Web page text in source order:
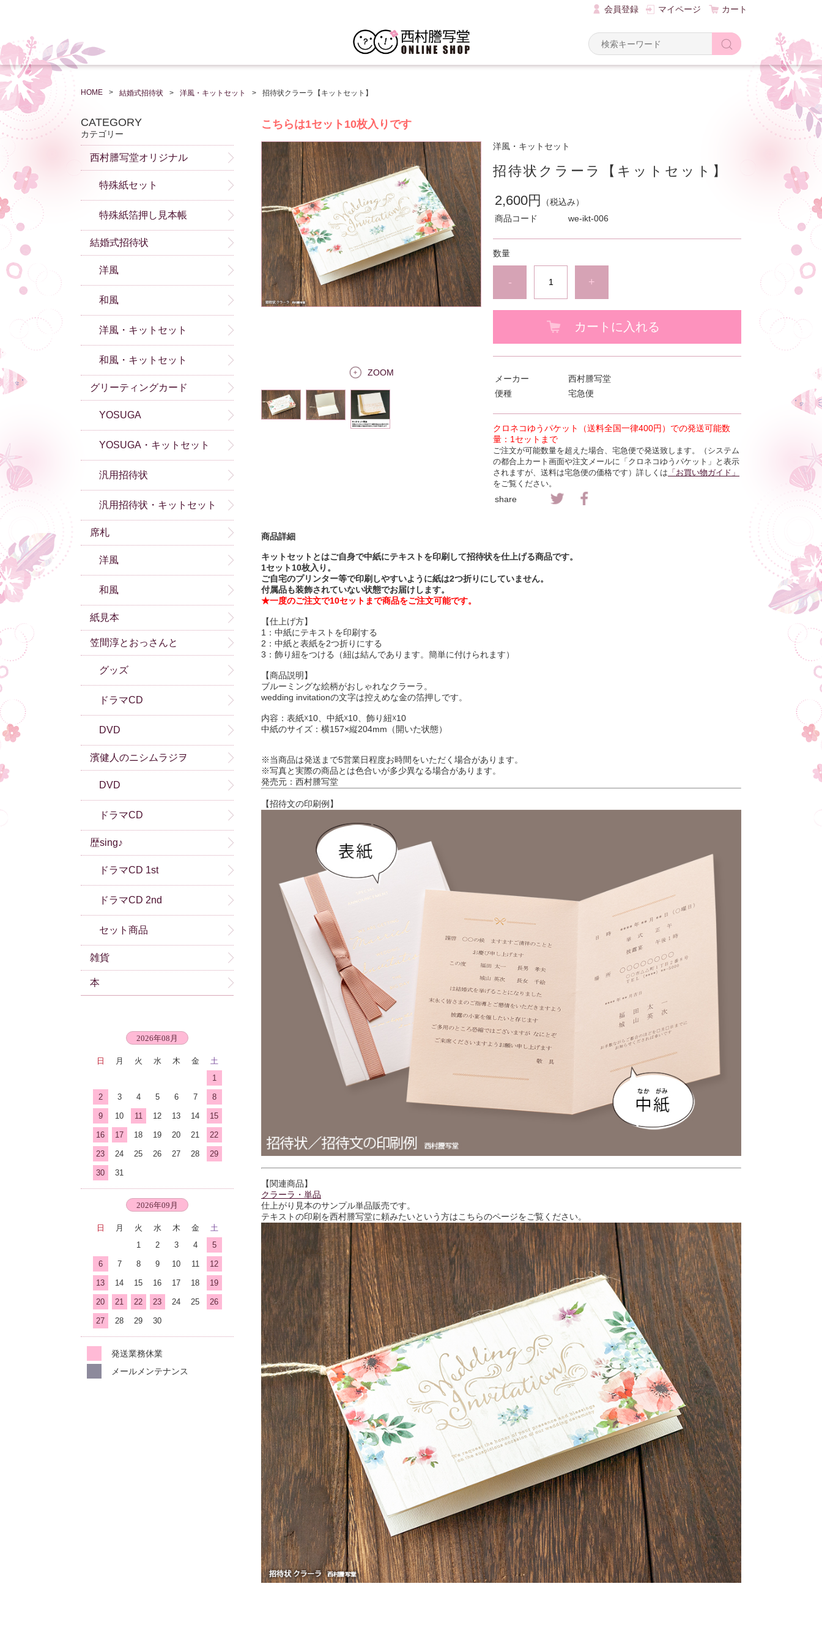
会員登録 マイページ カート
HOME 結婚式招待状 洋風・キットセット 招待状クラーラ【キットセット】
こちらは1セット10枚入りです
ZOOM
洋風・キットセット
招待状クラーラ【キットセット】
2,600円
（税込み）
商品コード
we-ikt-006
数量
- +
カートに入れる
メーカー
西村謄写堂
便種
宅急便
クロネコゆうパケット（送料全国一律400円） での発送可能数
量：1セットまで
ご注文が可能数量を超えた場合、宅急便で発送致します。（ システム
の都合上カート画面や注文メールに「クロネコゆうパケット」と表示
されますが、送料は宅急便の価格です） 詳しくは 「お買い物ガイド」
をご覧ください。
share
商品詳細
キットセットとはご自身で中紙にテキストを印刷して招待状を仕上げる商品です。
1セット10枚入り。
ご自宅のプリンター等で印刷しやすいように紙は2つ折りにしていません。
付属品も装飾されていない状態でお届けします。
★一度のご注文で10セットまで商品をご注文可能です。
【仕上げ方】
1：中紙にテキストを印刷する
2：中紙と表紙を2つ折りにする
3：飾り紐をつける（紐は結んであります。簡単に付けられます）
【商品説明】
ブルーミングな絵柄がおしゃれなクラーラ。
wedding invitationの文字は控えめな金の箔押しです。
内容：表紙☓10、中紙☓10、飾り紐☓10
中紙のサイズ：横157×縦204mm（開いた状態）
※当商品は発送まで5営業日程度お時間をいただく場合があります。
※写真と実際の商品とは色合いが多少異なる場合があります。
発売元：西村謄写堂
【招待文の印刷例】
【関連商品】
クラーラ・単品
仕上がり見本のサンプル単品販売です。
テキストの印刷を西村謄写堂に頼みたいという方はこちらのページをご覧ください。
CATEGORY
カテゴリー
西村謄写堂オリジナル
特殊紙セット
特殊紙箔押し見本帳
結婚式招待状
洋風
和風
洋風・キットセット
和風・キットセット
グリーティングカード
YOSUGA
YOSUGA・キットセット
汎用招待状
汎用招待状・キットセット
席札
洋風
和風
紙見本
笠間淳とおっさんと
グッズ
ドラマCD
DVD
濱健人のニシムラジヲ
DVD
ドラマCD
歴sing♪
ドラマCD 1st
ドラマCD 2nd
セット商品
雑貨
本
2026年08月
日 月 火 水 木 金
土
1
2 3 4 5 6 7 8
9 10 11 12 13 14 15
16 17 18 19 20 21 22
23 24 25 26 27 28 29
30 31
2026年09月
日 月 火 水 木 金
土
1
2 3 4 5
6 7 8 9 10 11 12
13 14 15 16 17 18 19
20 21 22 23 24 25 26
27 28 29 30
発送業務休業
メールメンテナンス